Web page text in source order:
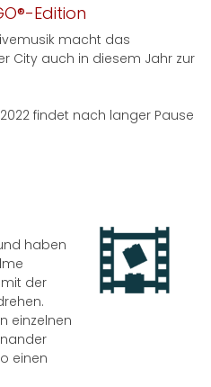
Edition
macht das
City auch in diesem Jahr zur
findet nach langer Pause
haben
der
einzelnen
einen